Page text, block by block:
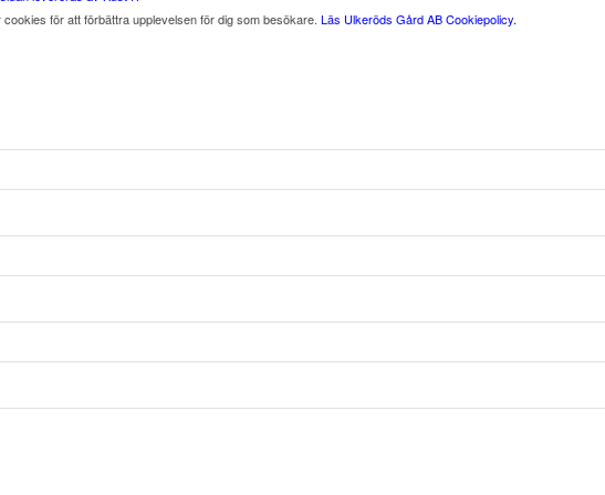
för att förbättra upplevelsen för dig som besökare. Läs Ulkeröds Gård AB Cookiepolicy.